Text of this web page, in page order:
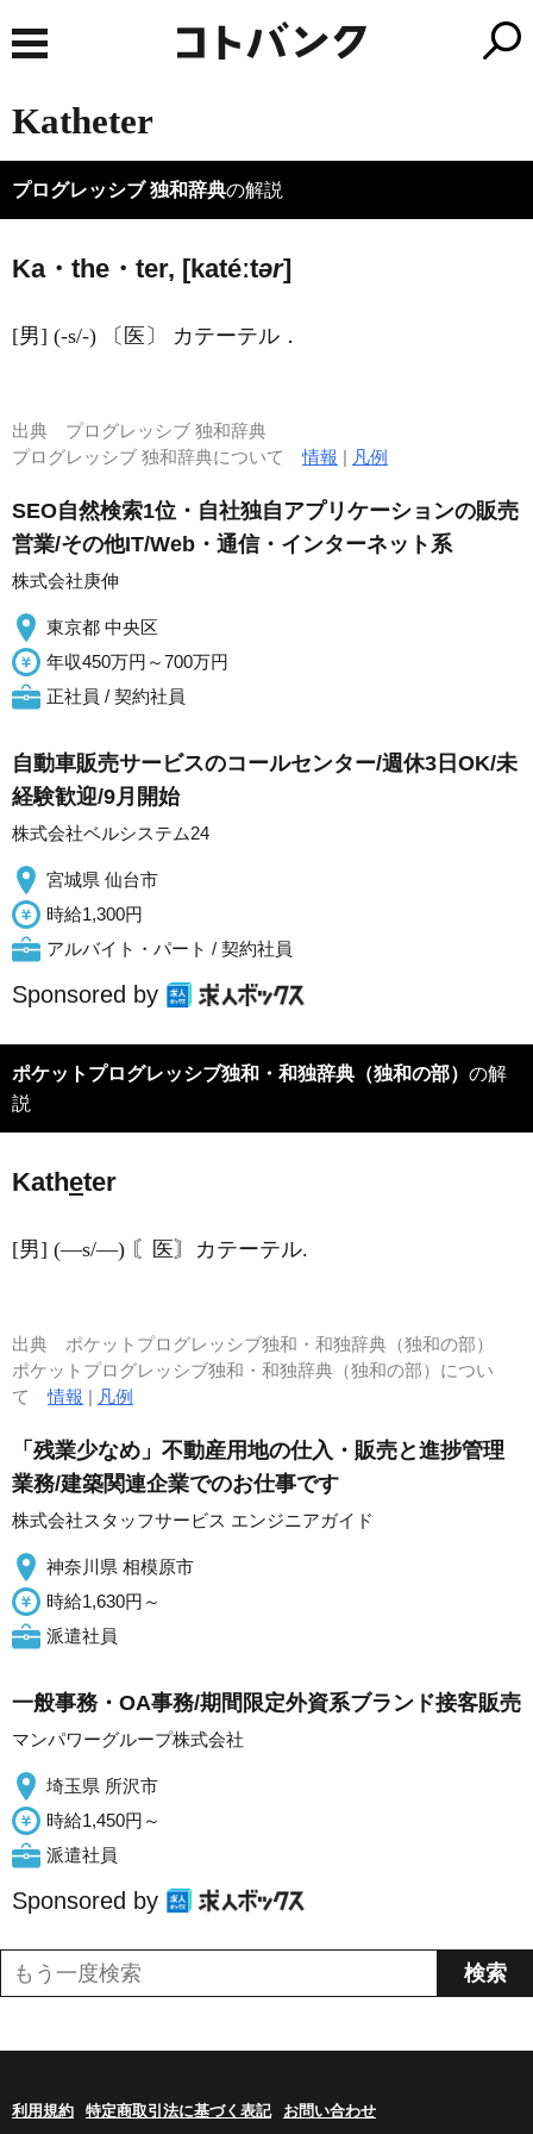
Katheter
プログレッシブ 独和辞典の解説
Ka・the・ter, [katéːtər]
[男] (-s/-) 〔医〕 カテーテル．
出典 プログレッシブ 独和辞典
プログレッシブ 独和辞典について情報 | 凡例
SEO自然検索1位・自社独自アプリケーションの販売
営業/その他IT/Web・通信・インターネット系
株式会社庚伸
東京都 中央区
年収450万円～700万円
正社員 / 契約社員
自動車販売サービスのコールセンター/週休3日OK/未
経験歓迎/9月開始
株式会社ベルシステム24
宮城県 仙台市
時給1,300円
アルバイト・パート / 契約社員
Sponsored by
ポケットプログレッシブ独和・和独辞典（独和の部） の解
説
Katheter
[男] (―s/―) 〘医〙カテーテル.
出典 ポケットプログレッシブ独和・和独辞典（独和の部）
ポケットプログレッシブ独和・和独辞典（独和の部）につい
て情報 | 凡例
「残業少なめ」不動産用地の仕入・販売と進捗管理
業務/建築関連企業でのお仕事です
株式会社スタッフサービス エンジニアガイド
神奈川県 相模原市
時給1,630円～
派遣社員
一般事務・OA事務/期間限定外資系ブランド接客販売
マンパワーグループ株式会社
埼玉県 所沢市
時給1,450円～
派遣社員
Sponsored by
利用規約 特定商取引法に基づく表記 お問い合わせ